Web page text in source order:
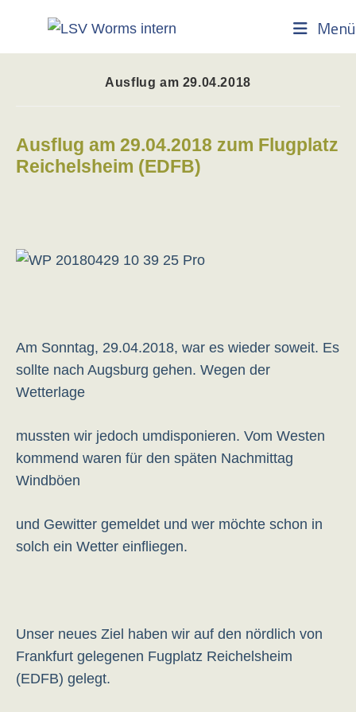
Menü
Ausflug am 29.04.2018
Ausflug am 29.04.2018 zum Flugplatz
Reichelsheim (EDFB)
Am Sonntag, 29.04.2018, war es wieder soweit. Es
sollte nach Augsburg gehen. Wegen der
Wetterlage
mussten wir jedoch umdisponieren. Vom Westen
kommend waren für den späten Nachmittag
Windböen
und Gewitter gemeldet und wer möchte schon in
solch ein Wetter einfliegen.
Unser neues Ziel haben wir auf den nördlich von
Frankfurt gelegenen Fugplatz Reichelsheim
(EDFB) gelegt.